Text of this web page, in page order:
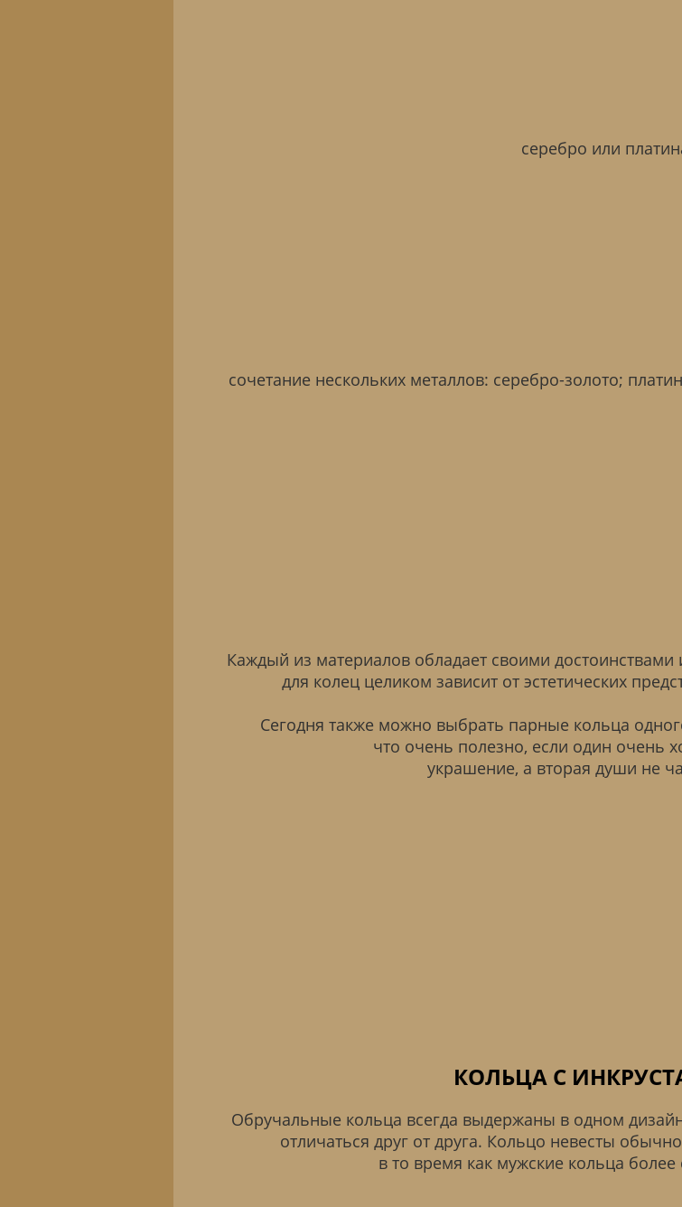
серебро или
сочетание нескольких металлов: серебро-золото;
Каждый из материалов обладает своими
для колец целиком зависит от эстетических
Сегодня также можно выбрать парные кольца
что очень полезно, если один очень
украшение, а вторая души не
КОЛЬЦА С
Обручальные кольца всегда выдержаны в одном
отличаться друг от друга. Кольцо невесты
в то время как мужские кольца